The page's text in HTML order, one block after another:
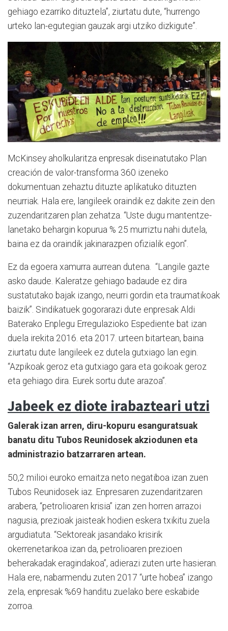
gehiago ezarriko dituztela”, ziurtatu dute, “hurrengo
urteko lan-egutegian gauzak argi utziko dizkigute”.
McKinsey aholkularitza enpresak diseinatutako Plan
creación de valor-transforma 360 izeneko
dokumentuan zehaztu dituzte aplikatuko dituzten
neurriak. Hala ere, langileek oraindik ez dakite zein den
zuzendaritzaren plan zehatza. “Uste dugu mantentze-
lanetako behargin kopurua % 25 murriztu nahi dutela,
baina ez da oraindik jakinarazpen ofizialik egon”.
Ez da egoera xamurra aurrean dutena. “Langile gazte
asko daude. Kaleratze gehiago badaude ez dira
sustatutako bajak izango, neurri gordin eta traumatikoak
baizik”. Sindikatuek gogorarazi dute enpresak Aldi
Baterako Enplegu Erregulazioko Espediente bat izan
duela irekita 2016. eta 2017. urteen bitartean, baina
ziurtatu dute langileek ez dutela gutxiago lan egin.
“Azpikoak geroz eta gutxiago gara eta goikoak geroz
eta gehiago dira. Eurek sortu dute arazoa”.
Jabeek ez diote irabazteari utzi
Galerak izan arren, diru-kopuru esanguratsuak
banatu ditu Tubos Reunidosek akziodunen eta
administrazio batzarraren artean.
50,2 milioi euroko emaitza neto negatiboa izan zuen
Tubos Reunidosek iaz. Enpresaren zuzendaritzaren
arabera, “petrolioaren krisia” izan zen horren arrazoi
nagusia, prezioak jaisteak hodien eskera txikitu zuela
argudiatuta. “Sektoreak jasandako krisirik
okerrenetarikoa izan da, petrolioaren prezioen
beherakadak eragindakoa”, adierazi zuten urte hasieran.
Hala ere, nabarmendu zuten 2017 “urte hobea” izango
zela, enpresak %69 handitu zuelako bere eskabide
zorroa.